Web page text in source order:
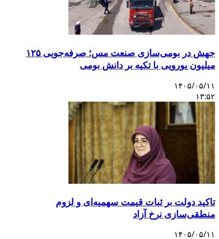
جهش در بومی‌سازی صنعت مس؛ صرفه‌جویی ۱۲۵
یورویی با تکیه بر دانش بومی
۰۵/۱۱
دولت بر ثبات قیمت سهمیه‌ای و لزوم
نرخ آزاد
۰۵/۱۱